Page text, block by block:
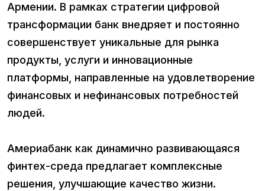
Армении. В рамках стратегии цифровой
трансформации банк внедряет и постоянно
совершенствует уникальные для рынка
продукты, услуги и инновационные
платформы, направленные на удовлетворение
финансовых и нефинансовых потребностей
людей.
Америабанк как динамично развивающаяся
финтех-среда предлагает комплексные
решения, улучшающие качество жизни.